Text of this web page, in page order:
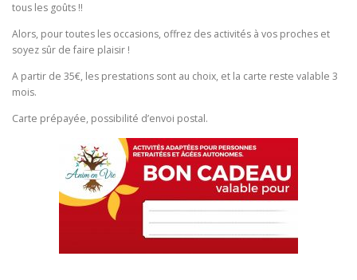
tous les goûts !!
Alors, pour toutes les occasions, offrez des activités à vos proches et
soyez sûr de faire plaisir !
A partir de 35€, les prestations sont au choix, et la carte reste valable 3
mois.
Carte prépayée, possibilité d’envoi postal.